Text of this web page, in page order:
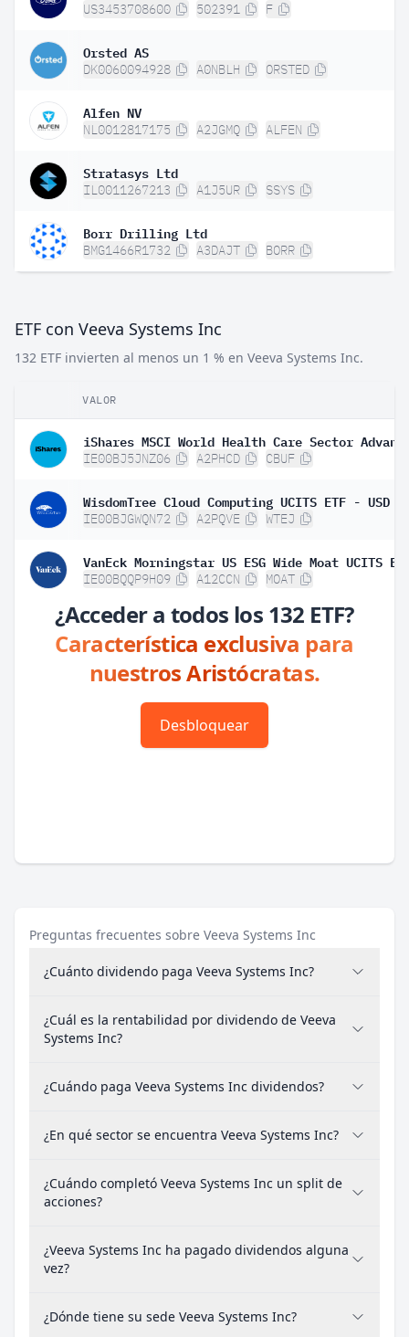
US3453708600 502391 F
Orsted AS
DK0060094928 A0NBLH ORSTED
Alfen NV
NL0012817175 A2JGMQ ALFEN
Stratasys Ltd
IL0011267213 A1J5UR SSYS
Borr Drilling Ltd
BMG1466R1732 A3DAJT BORR
ETF con Veeva Systems Inc
132 ETF invierten al menos un 1 % en Veeva Systems Inc.
VALOR
IE00BJ5JNZ06 A2PHCD CBUF
WisdomTree Cloud Computing UCITS ETF - USD
IE00BJGWQN72 A2PQVE WTEJ
VanEck Morningstar US ESG Wide Moat UCITS
IE00BQQP9H09 A12CCN MOAT
¿Acceder a todos los 132 ETF?
Característica exclusiva para
nuestros Aristócratas.
Desbloquear
Preguntas frecuentes sobre Veeva Systems Inc
¿Cuánto dividendo paga Veeva Systems Inc?
¿Cuál es la rentabilidad por dividendo de Veeva
Systems Inc?
¿Cuándo paga Veeva Systems Inc dividendos?
¿En qué sector se encuentra Veeva Systems Inc?
¿Cuándo completó Veeva Systems Inc un split de
acciones?
¿Veeva Systems Inc ha pagado dividendos alguna
vez?
¿Dónde tiene su sede Veeva Systems Inc?